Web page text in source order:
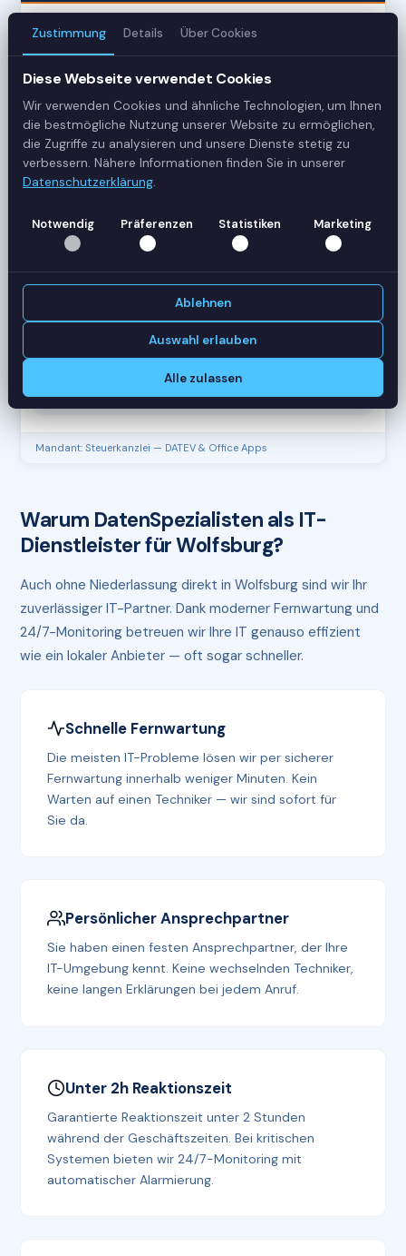
3
42
Sessions
SERVER-AUSLASTUNG
RDS-SRV01
RDS-SRV02
14 Sessions
RAM
61%
Mandant: Steuerkanzlei — DATEV & Office Apps
Warum DatenSpezialisten als IT-
Dienstleister für Wolfsburg?
Auch ohne Niederlassung direkt in Wolfsburg sind wir Ihr
zuverlässiger IT-Partner. Dank moderner Fernwartung und
24/7-Monitoring betreuen wir Ihre IT genauso effizient
wie ein lokaler Anbieter — oft sogar schneller.
Schnelle Fernwartung
Die meisten IT-Probleme lösen wir per sicherer
Fernwartung innerhalb weniger Minuten. Kein
Warten auf einen Techniker — wir sind sofort für
Sie da.
Persönlicher Ansprechpartner
Sie haben einen festen Ansprechpartner, der Ihre
IT-Umgebung kennt. Keine wechselnden Techniker,
keine langen Erklärungen bei jedem Anruf.
Unter 2h Reaktionszeit
Garantierte Reaktionszeit unter 2 Stunden
während der Geschäftszeiten. Bei kritischen
Systemen bieten wir 24/7-Monitoring mit
automatischer Alarmierung.
Zustimmung Details Über Cookies
Diese Webseite verwendet Cookies
Wir verwenden Cookies und ähnliche Technologien, um Ihnen
die bestmögliche Nutzung unserer Website zu ermöglichen,
die Zugriffe zu analysieren und unsere Dienste stetig zu
verbessern. Nähere Informationen finden Sie in unserer
Datenschutzerklärung.
Notwendig Präferenzen Statistiken Marketing
Ablehnen
Auswahl erlauben
Alle zulassen